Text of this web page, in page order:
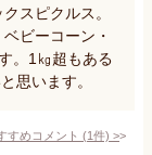
スピクルス。
ビーコーン・
。1㎏超もある
思います。
すめコメント (1件) >